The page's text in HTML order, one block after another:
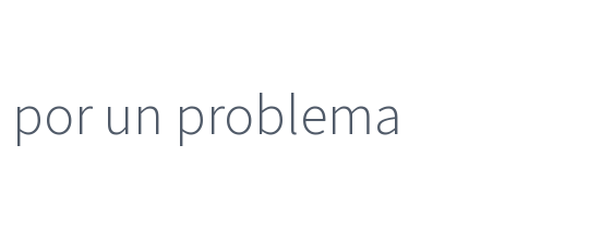
por un problema